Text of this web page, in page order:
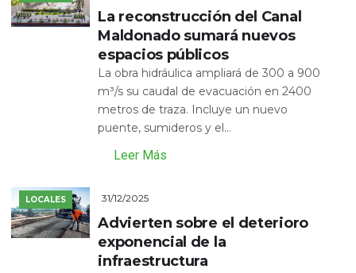
La reconstrucción del Canal
Maldonado sumará nuevos
espacios públicos
La obra hidráulica ampliará de 300 a 900
m³/s su caudal de evacuación en 2400
metros de traza. Incluye un nuevo
puente, sumideros y el...
Leer Más
LOCALES 31/12/2025
Advierten sobre el deterioro
exponencial de la
infraestructura